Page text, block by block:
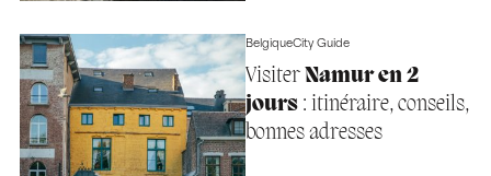
BelgiqueCity Guide
Visiter Namur en 2
jours: itinéraire, conseils,
bonnes adresses